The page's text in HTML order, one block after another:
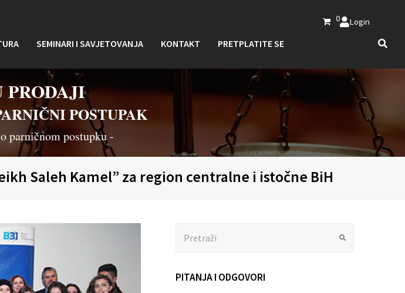
0 Login
SEMINARI I SAVJETOVANJA KONTAKT PRETPLATITE SE
PRODAJI
POSTUPAK
parničnom postupku -
Saleh Kamel” za region centralne i istočne BiH
PITANJA I ODGOVORI